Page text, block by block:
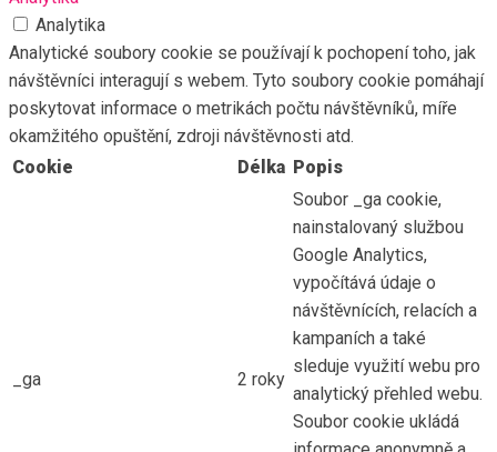
Analytika
Analytické soubory cookie se používají k pochopení toho, jak
návštěvníci interagují s webem. Tyto soubory cookie pomáhají
poskytovat informace o metrikách počtu návštěvníků, míře
okamžitého opuštění, zdroji návštěvnosti atd.
Cookie
Délka Popis
_ga 2 roky
Soubor _ga cookie,
nainstalovaný službou
Google Analytics,
vypočítává údaje o
návštěvnících, relacích a
kampaních a také
sleduje využití webu pro
analytický přehled webu.
Soubor cookie ukládá